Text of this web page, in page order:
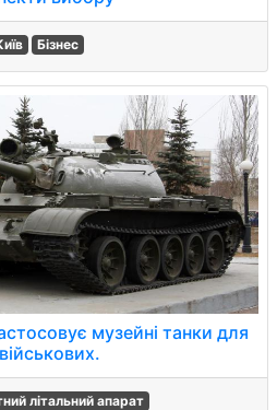
Бізнес
музейні танки для
літальний апарат